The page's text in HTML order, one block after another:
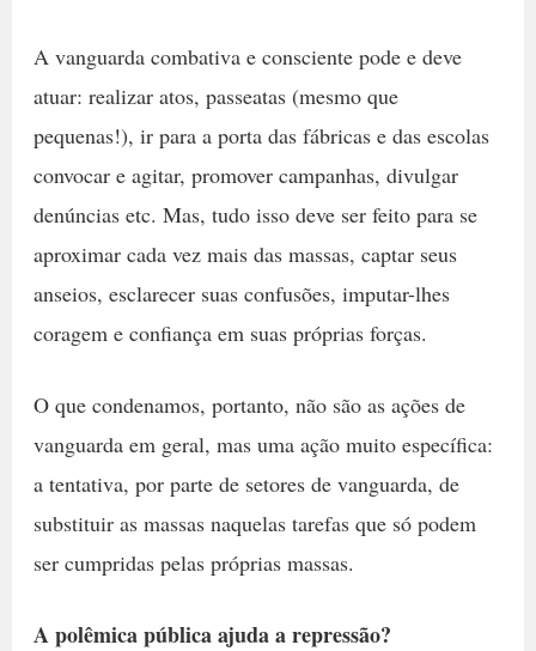
A vanguarda combativa e consciente pode e deve
atuar: realizar atos, passeatas (mesmo que
pequenas!), ir para a porta das fábricas e das escolas
convocar e agitar, promover campanhas, divulgar
denúncias etc. Mas, tudo isso deve ser feito para se
aproximar cada vez mais das massas, captar seus
anseios, esclarecer suas confusões, imputar-lhes
coragem e confiança em suas próprias forças.
O que condenamos, portanto, não são as ações de
vanguarda em geral, mas uma ação muito específica:
a tentativa, por parte de setores de vanguarda, de
substituir as massas naquelas tarefas que só podem
ser cumpridas pelas próprias massas.
A polêmica pública ajuda a repressão?